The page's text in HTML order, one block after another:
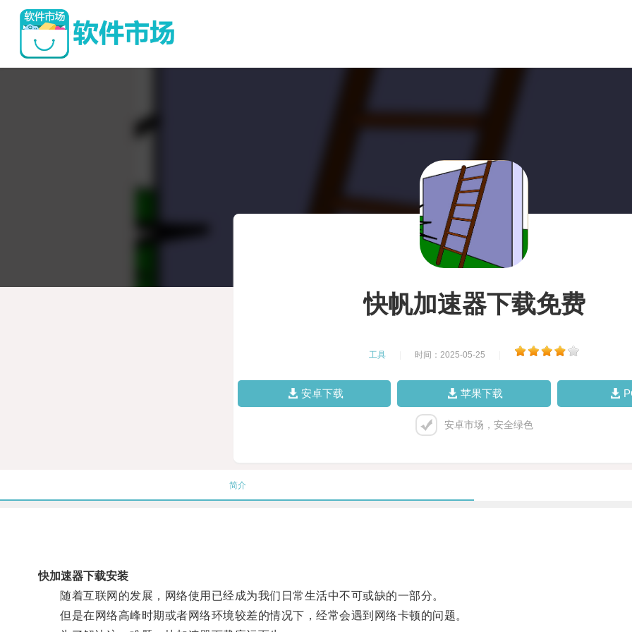
快帆加速器下载免费
工具 时间：2025-05-25
安卓下载 苹果下载
安卓市场，安全绿色
简介
快加速器下载安装
随着互联网的发展，网络使用已经成为我们日常生活中不可或缺的一部分。
但是在网络高峰时期或者网络环境较差的情况下，经常会遇到网络卡顿的问题。